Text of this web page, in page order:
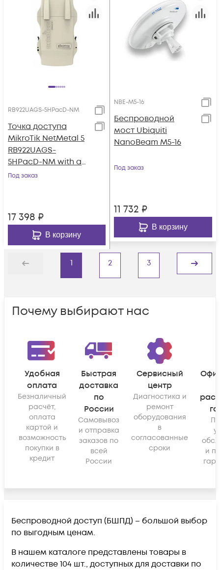
RB922UAGS-5HPacD-NM
Точка доступа
MikroTik NetMetal 5
RB922UAGS-
5HPacD-NM with a
miniPCI-express slot,
Под заказ
17 398 ₽
В корзину
NBE-M5-16
Беспроводной
мост Ubiquiti
NanoBeam M5-16
Под заказ
11 732 ₽
В корзину
Назад
1 2 3
Дальше
Почему выбирают нас
Удобная
оплата
Безналичный
расчёт,
оплата
картой и
возможность
покупки в
кредит
Быстрая
доставка
по
России
Самовывоз
и отправка
заказов по
всей
России
Сервисный
центр
Диагностика и
ремонт
оборудования
в
согласованные
сроки
и
Беспроводной доступ (БШПД) – большой выбор
по выгодным ценам.
В нашем каталоге представлены товары в
количестве 104 шт., доступных для доставки по